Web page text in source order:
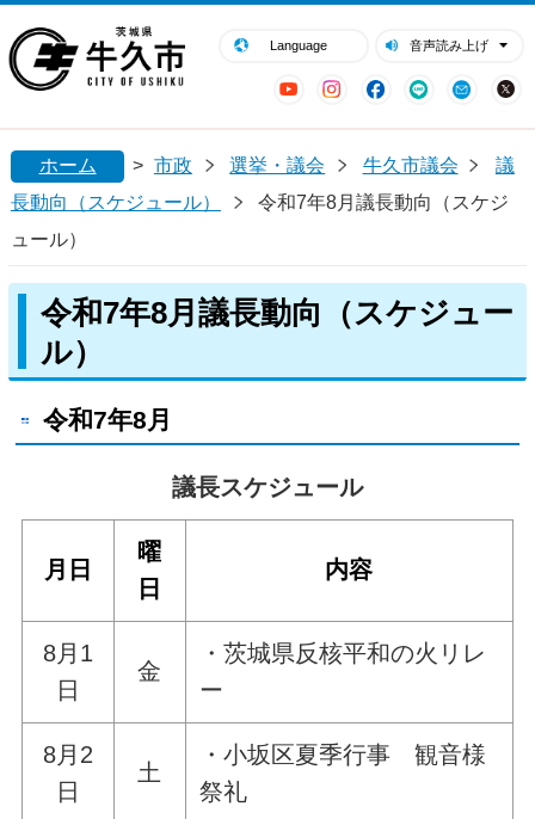
Language 音声読み上げ
YouTubeInstagram
Facebook
LINE Mail
閉じる
ホーム > 市政 選挙・議会 牛久市議会
議
長動向（スケジュール）
令和7年8月議長動向（スケジ
ュール）
令和7年8月議長動向（スケジュー
ル）
令和7年8月
議長スケジュール
月日
曜
日
内容
8月1
日
金
・茨城県反核平和の火リレ
ー
8月2
日
土
・小坂区夏季行事 観音様
祭礼